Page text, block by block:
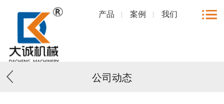
产品 案例 我们
公司动态